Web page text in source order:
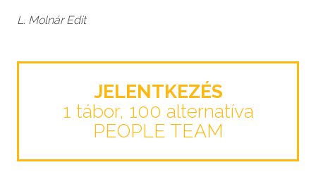
L. Molnár Edit
JELENTKEZÉS
1 tábor, 100 alternatíva
PEOPLE TEAM